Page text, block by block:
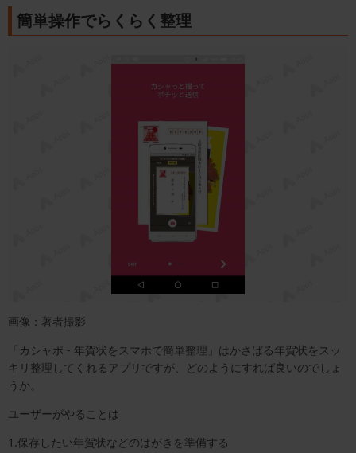
簡単操作でらくらく整理
画像：著者撮影
「カシャポ - 年賀状をスマホで簡単整理」はかさばる年賀状をスッ
キリ整理してくれるアプリですが、どのようにすれば良いのでしょ
うか。
ユーザーがやることは
1.保存したい年賀状などのはがきを準備する